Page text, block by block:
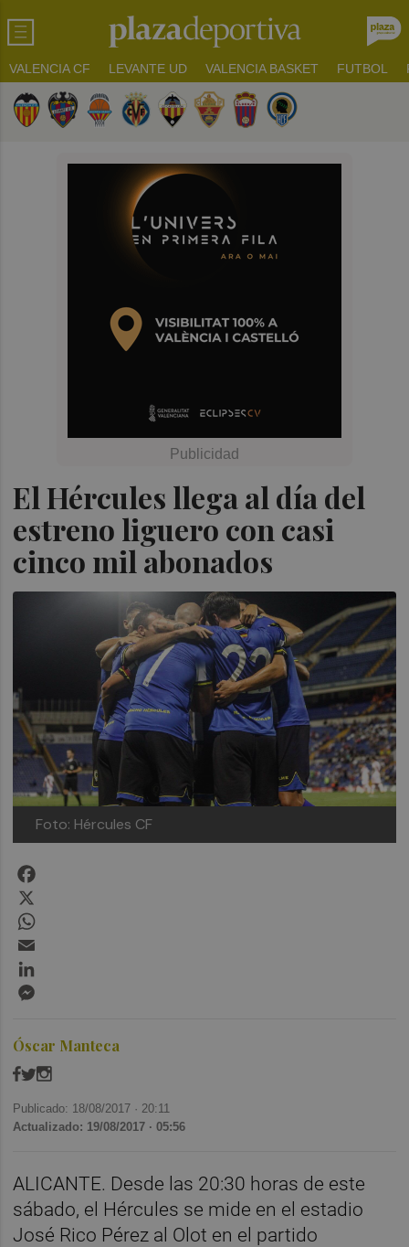
VALENCIA CF LEVANTE UD VALENCIA BASKET FUTBOL
El Hércules llega al día del
estreno liguero con casi
cinco mil abonados
Foto: Hércules CF
Óscar Manteca
Publicado: 18/08/2017 · 20:11
Actualizado: 19/08/2017 · 05:56
ALICANTE. Desde las 20:30 horas de este
sábado, el Hércules se mide en el estadio
José Rico Pérez al Olot en el partido